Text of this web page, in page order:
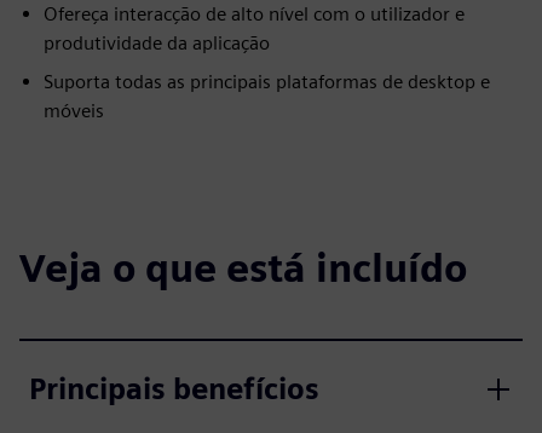
Ofereça interacção de alto nível com o utilizador e
produtividade da aplicação
Suporta todas as principais plataformas de desktop e
móveis
Veja o que está incluído
Principais benefícios